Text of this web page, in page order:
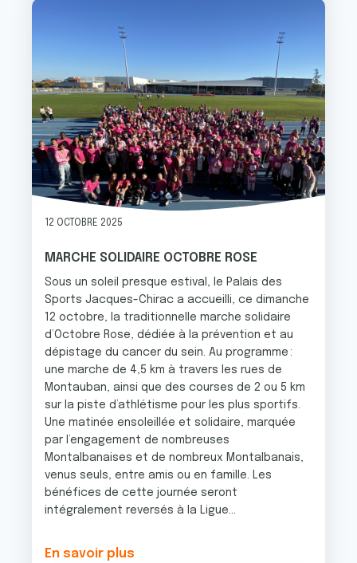
Image
12 OCTOBRE 2025
MARCHE SOLIDAIRE OCTOBRE ROSE
Sous un soleil presque estival, le Palais des
Sports Jacques-Chirac a accueilli, ce dimanche
12 octobre, la traditionnelle marche solidaire
d’Octobre Rose, dédiée à la prévention et au
dépistage du cancer du sein. Au programme :
une marche de 4,5 km à travers les rues de
Montauban, ainsi que des courses de 2 ou 5 km
sur la piste d’athlétisme pour les plus sportifs.
Une matinée ensoleillée et solidaire, marquée
par l’engagement de nombreuses
Montalbanaises et de nombreux Montalbanais,
venus seuls, entre amis ou en famille. Les
bénéfices de cette journée seront
intégralement reversés à la Ligue...
En savoir plus